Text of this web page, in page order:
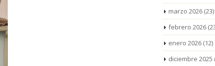
marzo 2026(23)
febrero 2026
enero 2026(12)
diciembre 2025